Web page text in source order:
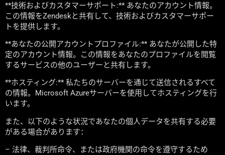
**技術およびカスタマーサポート:** あなたのアカウント情報。
この情報をZendeskと共有して、技術およびカスタマーサポー
トを提供します。
**あなたの公開アカウントプロファイル:** あなたが公開した特
定のアカウント情報。この情報をあなたのプロファイルを閲覧
するサービスの他のユーザーと共有します。
**ホスティング:** 私たちのサーバーを通じて送信されるすべて
の情報。Microsoft Azureサーバーを使用してホスティングを行
います。
また、以下のような状況であなたの個人データを共有する必要
がある場合があります：
– 法律、裁判所命令、または政府機関の命令を遵守するため